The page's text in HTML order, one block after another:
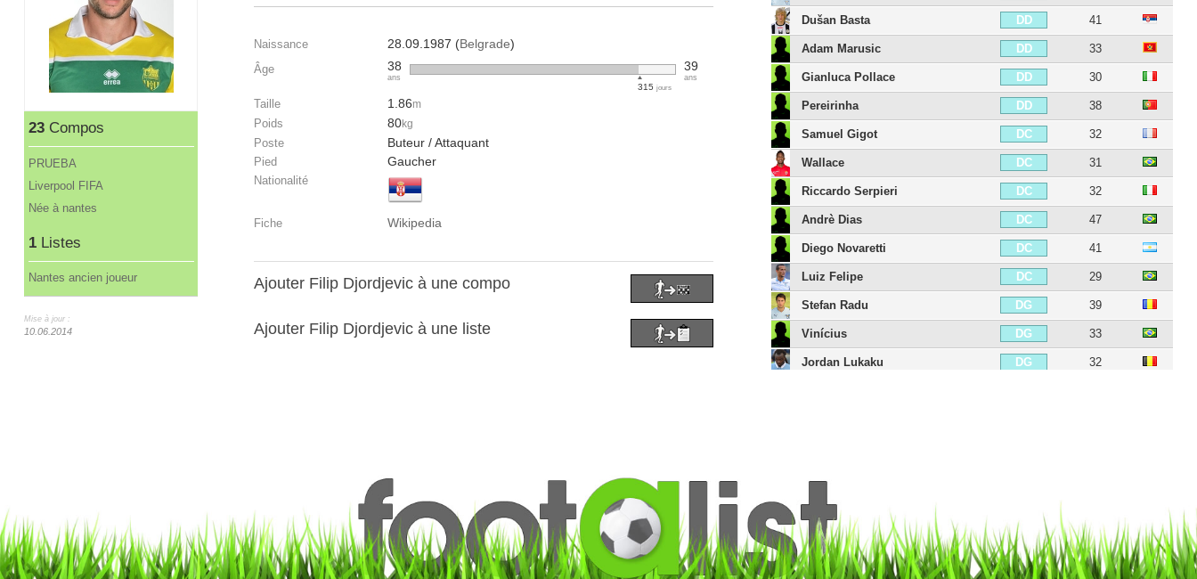
23Compos
PRUEBA
Liverpool FIFA
Née à nantes
1Listes
Nantes ancien joueur
Mise à jour :
10.06.2014
Naissance 28.09.1987 (Belgrade)
Âge 38
ans
315 jours
39
ans
Taille 1.86m
Poids 80kg
Poste Buteur / Attaquant
Pied Gaucher
Nationalité
Fiche Wikipedia
Ajouter Filip Djordjevic à une compo
Ajouter Filip Djordjevic à une liste
Dušan Basta DD 41
Adam Marusic DD 33
Gianluca Pollace DD 30
Pereirinha DD 38
Samuel Gigot DC 32
Wallace DC 31
Riccardo Serpieri DC 32
Andrè Dias DC 47
Diego Novaretti DC 41
Luiz Felipe DC 29
Stefan Radu DG 39
Vinícius DG 33
Jordan Lukaku DG 32
Ogenyi Onazi
Cristian Ledesma MC 43
Álvaro González MC 41